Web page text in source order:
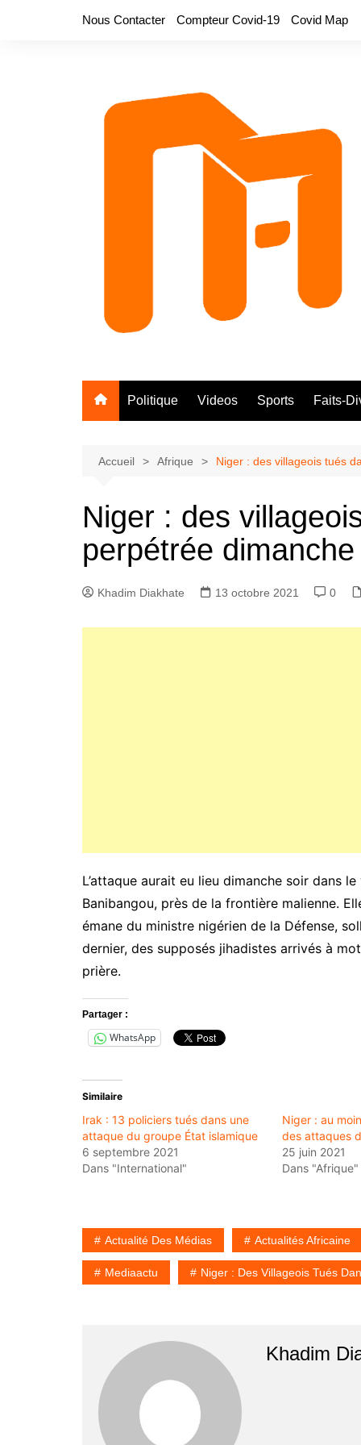
Nous Contacter Compteur Covid-19 Covid Map
Politique Videos Sports Faits-
Accueil Afrique Niger : des villageois tués
Niger : des
perpétrée
Khadim Diakhate 13 octobre 2021 0
L’attaque aurait eu lieu dimanche soir dans
Banibangou, près de la frontière malienne.
émane du ministre nigérien de la Défense,
dernier, des supposés jihadistes arrivés à
prière.
Partager :
WhatsApp
Similaire
Irak : 13 policiers tués dans une
attaque du groupe État islamique
6 septembre 2021
Dans "International"
Niger : au
des attaques
25 juin 2021
Dans "Afrique"
Actualité Des Médias Actualités Africaine
Mediaactu Niger : Des Villageois Tués
Khadim